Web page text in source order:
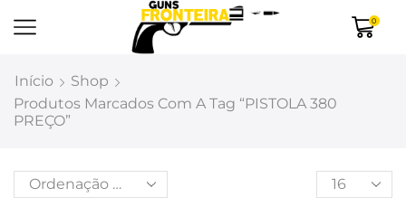
0
Início
Shop
Produtos Marcados Com A Tag “PISTOLA 380
PREÇO”